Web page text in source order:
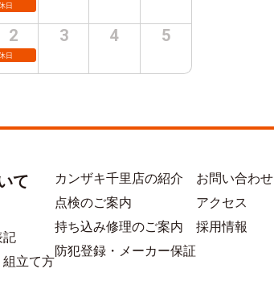
日
2
日
3 4 5
て
記
組立て方
カンザキ千里店の紹介
点検のご案内
持ち込み修理のご案内
防犯登録・メーカー保証
お問い合わせ
アクセス
採用情報